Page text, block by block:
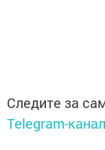
Следите за
Telegram-